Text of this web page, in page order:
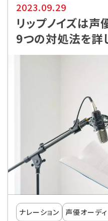
2023.09.29
リップノイズは声
9つの対処法を詳
ナレーション 声優オーディ